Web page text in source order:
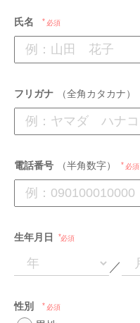
氏名 必須
フリガナ （全角カタカナ）
電話番号 （半角数字） 必須
生年月日 必須
／
性別 必須